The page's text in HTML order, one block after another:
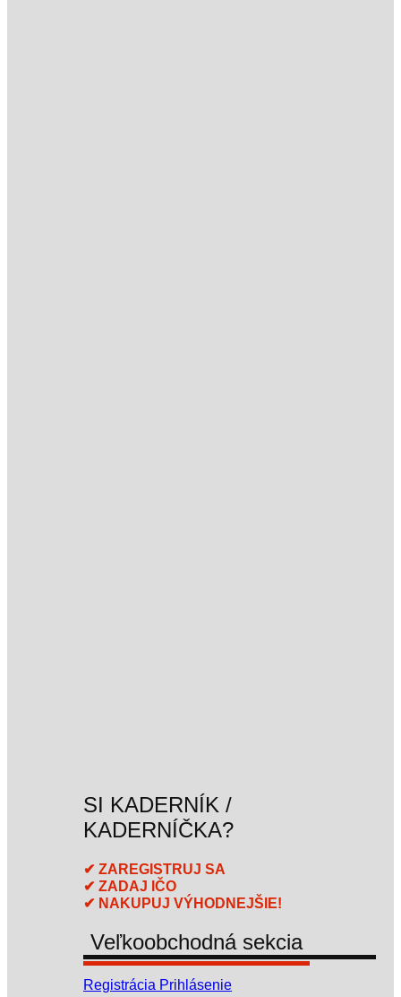
SI KADERNÍK /
KADERNÍČKA?
✔ ZAREGISTRUJ SA
✔ ZADAJ IČO
✔ NAKUPUJ VÝHODNEJŠIE!
Veľkoobchodná sekcia
Registrácia Prihlásenie